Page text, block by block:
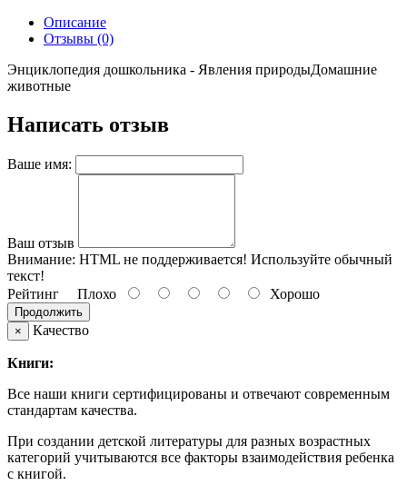
Описание
Отзывы (0)
Энциклопедия дошкольника - Явления природыДомашние
животные
Написать отзыв
Ваше имя:
Ваш отзыв
Внимание: HTML не поддерживается! Используйте обычный
текст!
Рейтинг Плохо Хорошо
Продолжить
×
Качество
Книги:
Все наши книги сертифицированы и отвечают современным
стандартам качества.
При создании детской литературы для разных возрастных
категорий учитываются все факторы взаимодействия ребенка
с книгой.